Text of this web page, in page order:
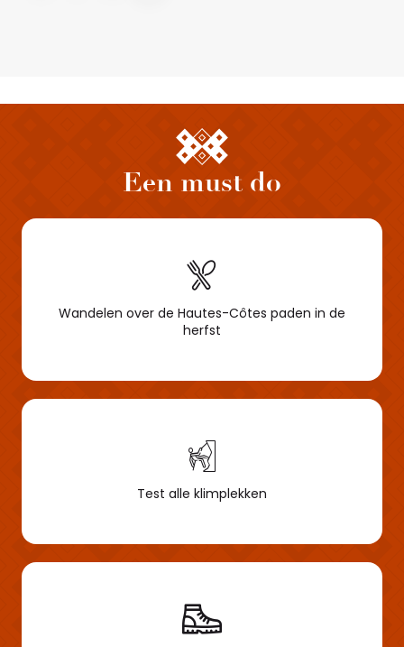
Een must do
Wandelen over de Hautes-Côtes paden in de
herfst
Test alle klimplekken